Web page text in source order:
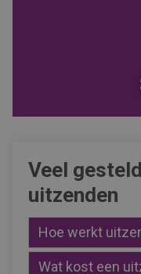
Veel
uitzenden
Hoe werkt
Wat kost een